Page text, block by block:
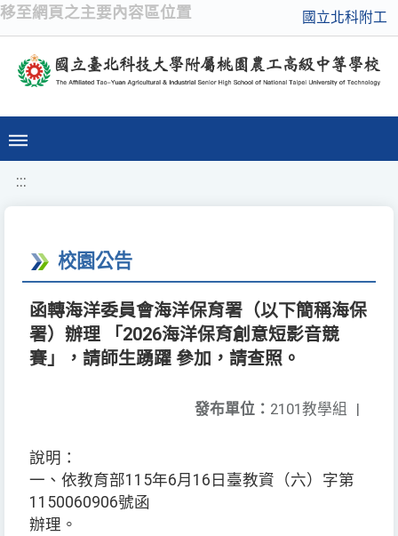
移至網頁之主要內容區位置 國立北科附工
:::
校園公告
函轉海洋委員會海洋保育署（以下簡稱海保
署）辦理 「2026海洋保育創意短影音競
賽」，請師生踴躍 參加，請查照。
發布單位： 2101教學組 |
說明：
一、依教育部115年6月16日臺教資（六）字第
1150060906號函
辦理。